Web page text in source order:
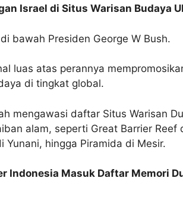
Israel di Situs Warisan Budaya
bawah Presiden George W Bush.
luas atas perannya
di tingkat global.
mengawasi daftar Situs Warisan
alam, seperti Great Barrier Reef
Yunani, hingga Piramida di Mesir.
Indonesia Masuk Daftar Memori